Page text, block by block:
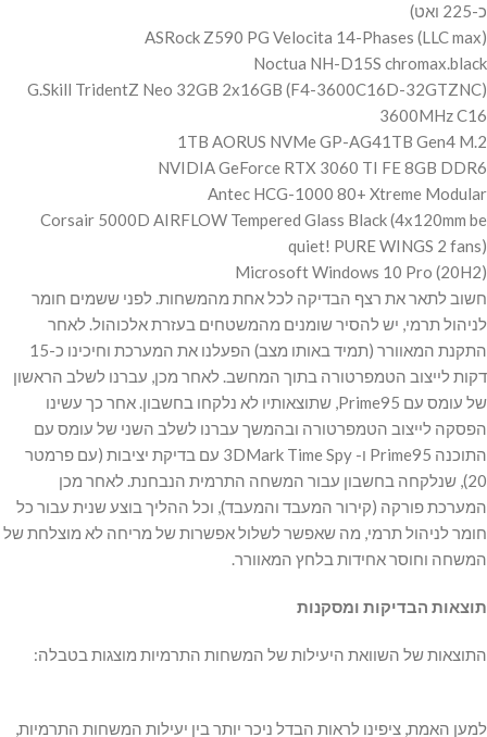
כ-225 ואט)
ASRock Z590 PG Velocita 14-Phases (LLC max)
Noctua NH-D15S chromax.black
G.Skill TridentZ Neo 32GB 2x16GB (F4-3600C16D-32GTZNC)
3600MHz C16
1TB AORUS NVMe GP-AG41TB Gen4 M.2
NVIDIA GeForce RTX 3060 TI FE 8GB DDR6
Antec HCG-1000 80+ Xtreme Modular
Corsair 5000D AIRFLOW Tempered Glass Black (4x120mm be
quiet! PURE WINGS 2 fans)
Microsoft Windows 10 Pro (20H2)
חשוב לתאר את רצף הבדיקה לכל אחת מהמשחות. לפני ששמים חומר
לניהול תרמי, יש להסיר שומנים מהמשטחים בעזרת אלכוהול. לאחר
התקנת המאוורר (תמיד באותו מצב) הפעלנו את המערכת וחיכינו כ-15
דקות לייצוב הטמפרטורה בתוך המחשב. לאחר מכן, עברנו לשלב הראשון
של עומס עם Prime95, שתוצאותיו לא נלקחו בחשבון. אחר כך עשינו
הפסקה לייצוב הטמפרטורה ובהמשך עברנו לשלב השני של עומס עם
התוכנה Prime95 ו- 3DMark Time Spy עם בדיקת יציבות (עם פרמטר
20), שנלקחה בחשבון עבור המשחה התרמית הנבחנת. לאחר מכן
המערכת פורקה (קירור המעבד והמעבד), וכל ההליך בוצע שנית עבור כל
חומר לניהול תרמי, מה שאפשר לשלול אפשרות של מריחה לא מוצלחת של
המשחה וחוסר אחידות בלחץ המאוורר.
תוצאות הבדיקות ומסקנות
התוצאות של השוואת היעילות של המשחות התרמיות מוצגות בטבלה:
למען האמת, ציפינו לראות הבדל ניכר יותר בין יעילות המשחות התרמיות,